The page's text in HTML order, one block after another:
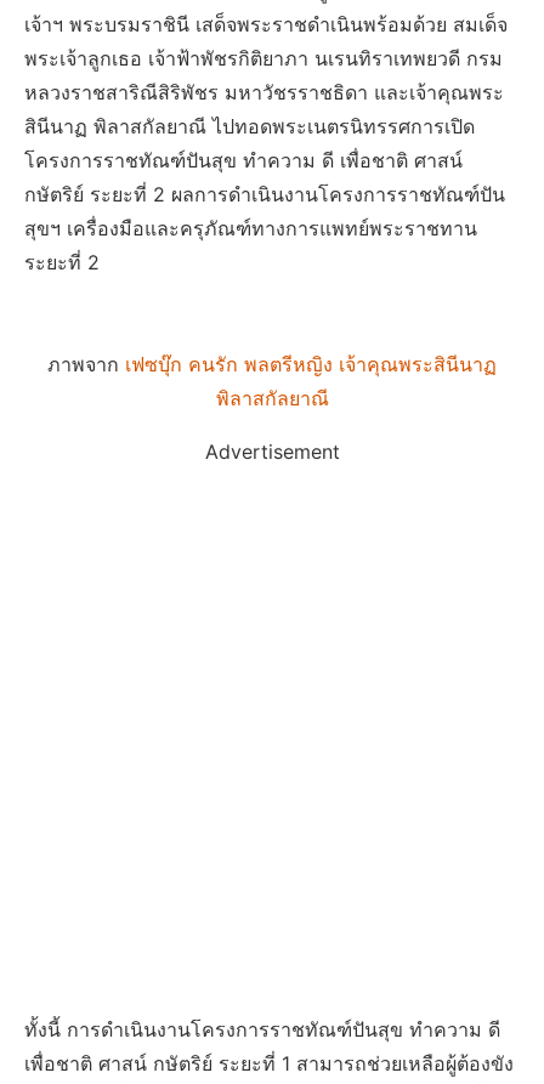
เจ้าฯ พระบรมราชินี เสด็จพระราชดำเนินพร้อมด้วย สมเด็จ
พระเจ้าลูกเธอ เจ้าฟ้าพัชรกิติยาภา นเรนทิราเทพยวดี กรม
หลวงราชสาริณีสิริพัชร มหาวัชรราชธิดา และเจ้าคุณพระ
สินีนาฏ พิลาสกัลยาณี ไปทอดพระเนตรนิทรรศการเปิด
โครงการราชทัณฑ์ปันสุข ทำความ ดี เพื่อชาติ ศาสน์
กษัตริย์ ระยะที่ 2 ผลการดำเนินงานโครงการราชทัณฑ์ปัน
สุขฯ เครื่องมือและครุภัณฑ์ทางการแพทย์พระราชทาน
ระยะที่ 2
ภาพจาก เฟซบุ๊ก คนรัก พลตรีหญิง เจ้าคุณพระสินีนาฏ
พิลาสกัลยาณี
Advertisement
ทั้งนี้ การดำเนินงานโครงการราชทัณฑ์ปันสุข ทำความ ดี
เพื่อชาติ ศาสน์ กษัตริย์ ระยะที่ 1 สามารถช่วยเหลือผู้ต้องขัง